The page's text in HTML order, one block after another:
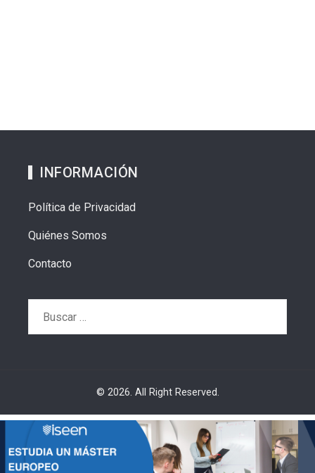
INFORMACIÓN
Política de Privacidad
Quiénes Somos
Contacto
© 2026. All Right Reserved.